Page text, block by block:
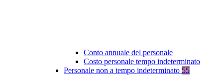
Conto annuale del personale
Costo personale tempo indeterminato
Personale non a tempo indeterminato 55